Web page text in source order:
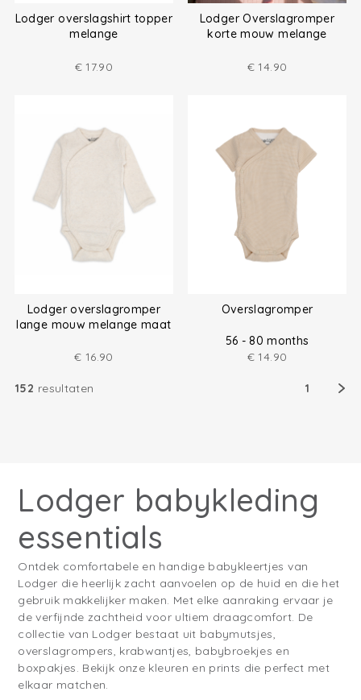
Lodger overslagshirt topper
melange
€ 17.90
Lodger Overslagromper
korte mouw melange
€ 14.90
Lodger overslagromper
lange mouw melange maat
€ 16.90
Overslagromper
56 - 80 months
€ 14.90
152 resultaten 1
Lodger babykleding
essentials
Ontdek comfortabele en handige babykleertjes van
Lodger die heerlijk zacht aanvoelen op de huid en die het
gebruik makkelijker maken. Met elke aanraking ervaar je
de verfijnde zachtheid voor ultiem draagcomfort. De
collectie van Lodger bestaat uit babymutsjes,
overslagrompers, krabwantjes, babybroekjes en
boxpakjes. Bekijk onze kleuren en prints die perfect met
elkaar matchen.